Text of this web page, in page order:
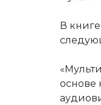
В
основе